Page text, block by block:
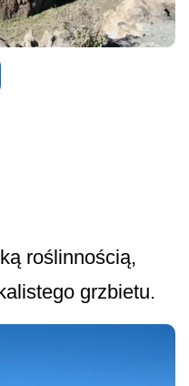
roślinnością,
grzbietu.